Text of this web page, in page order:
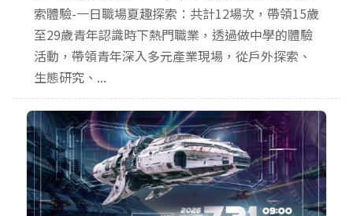
索體驗-一日職場夏趣探索：共計12場次，帶領15歲
至29歲青年認識時下熱門職業，透過做中學的體驗
活動，帶領青年深入多元產業現場，從戶外探索、
生態研究、...